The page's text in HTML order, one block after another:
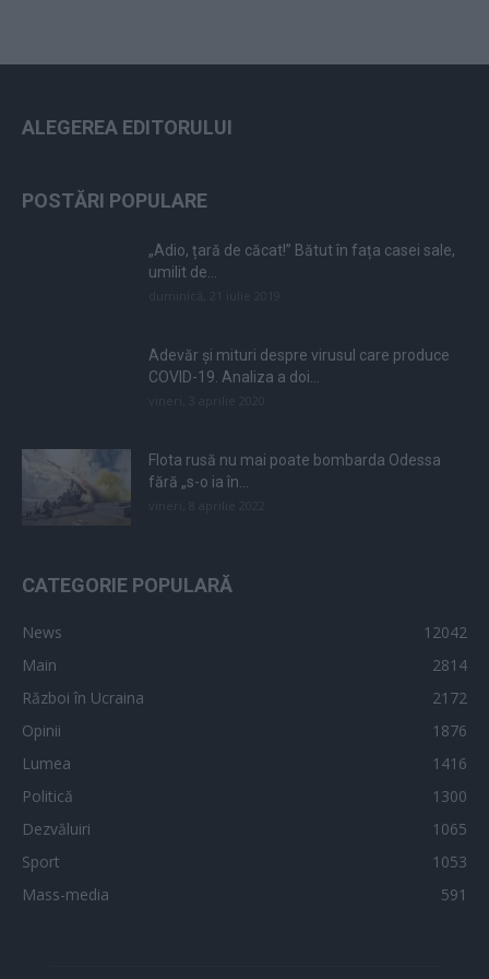
ALEGEREA EDITORULUI
POSTĂRI POPULARE
„Adio, țară de căcat!” Bătut în fața casei sale,
umilit de...
Adevăr și mituri despre virusul care produce
COVID-19. Analiza a doi...
Flota rusă nu mai poate bombarda Odessa
fără „s-o ia în...
CATEGORIE POPULARĂ
News
12042
Main
2814
Război în Ucraina
2172
Opinii
1876
Lumea
1416
Politică
1300
Dezvăluiri
1065
Sport
1053
Mass-media
591